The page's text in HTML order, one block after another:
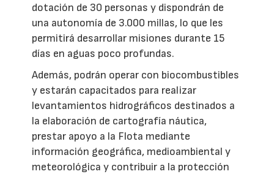
dotación de 30 personas y dispondrán de
una autonomía de 3.000 millas, lo que les
permitirá desarrollar misiones durante 15
días en aguas poco profundas.
Además, podrán operar con biocombustibles
y estarán capacitados para realizar
levantamientos hidrográficos destinados a
la elaboración de cartografía náutica,
prestar apoyo a la Flota mediante
información geográfica, medioambiental y
meteorológica y contribuir a la protección